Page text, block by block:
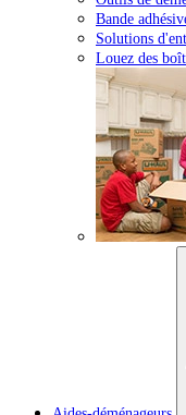
Bande
Solutions
Louez des